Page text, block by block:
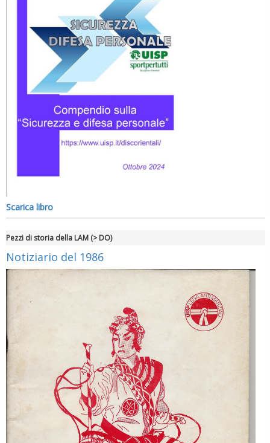
Scarica libro
Pezzi di storia della LAM (> DO)
Notiziario del 1986